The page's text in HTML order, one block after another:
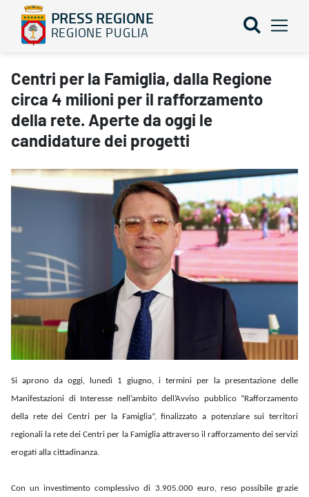
PRESS REGIONE
REGIONE PUGLIA
Centri per la Famiglia, dalla Regione circa 4 milioni per il
Centri per la Famiglia, dalla Regione
circa 4 milioni per il rafforzamento
della rete. Aperte da oggi le
candidature dei progetti
Si aprono da oggi, lunedì 1 giugno, i termini per la presentazione delle
Manifestazioni di Interesse nell’ambito dell’Avviso pubblico “Rafforzamento
della rete dei Centri per la Famiglia”, finalizzato a potenziare sui territori
regionali la rete dei Centri per la Famiglia attraverso il rafforzamento dei servizi
erogati alla cittadinanza.
Con un investimento complessivo di 3.905.000 euro, reso possibile grazie